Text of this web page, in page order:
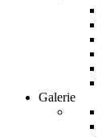
Galerie